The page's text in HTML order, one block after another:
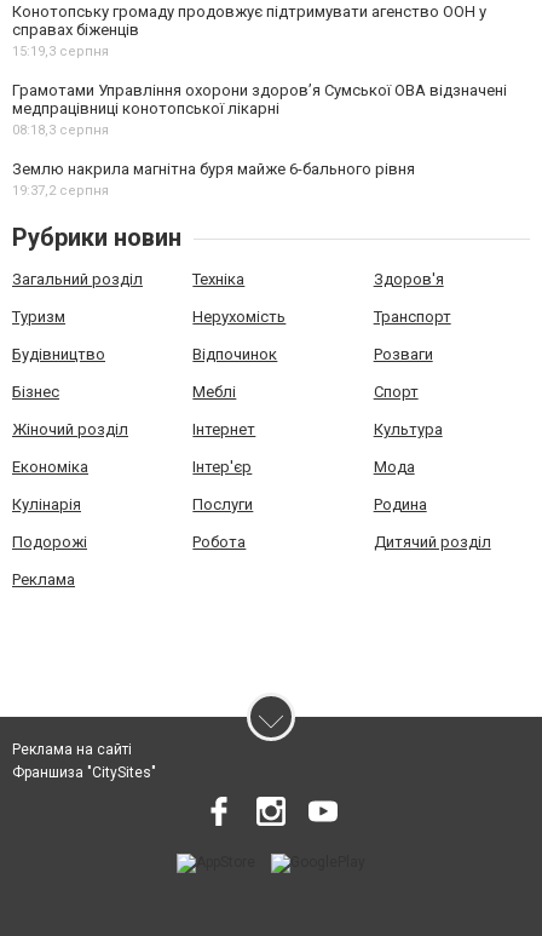
Конотопську громаду продовжує підтримувати агенство ООН у
справах біженців
15:19,3 серпня
Грамотами Управління охорони здоров’я Сумської ОВА відзначені
медпрацівниці конотопської лікарні
08:18,3 серпня
Землю накрила магнітна буря майже 6-бального рівня
19:37,2 серпня
Рубрики новин
Загальний розділ Техніка Здоров'я
Туризм Нерухомість Транспорт
Будівництво Відпочинок Розваги
Бізнес Меблі Спорт
Жіночий розділ Інтернет Культура
Економіка Інтер'єр Мода
Кулінарія Послуги Родина
Подорожі Робота Дитячий розділ
Реклама
Реклама на сайті
Франшиза "CitySites"